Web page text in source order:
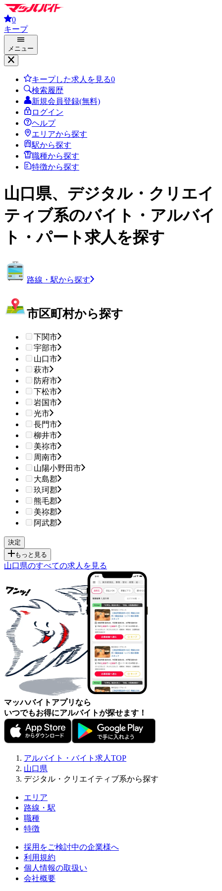
0
キープ
メニュー
キープした求人を見る0
検索履歴
新規会員登録(無料)
ログイン
ヘルプ
エリアから探す
駅から探す
職種から探す
特徴から探す
山口県、デジタル・クリエイ
ティブ系のバイト・アルバイ
ト・パート求人を探す
路線・駅から探す
市区町村から探す
下関市
宇部市
山口市
萩市
防府市
下松市
岩国市
光市
長門市
柳井市
美祢市
周南市
山陽小野田市
大島郡
玖珂郡
熊毛郡
美祢郡
阿武郡
もっと見る
山口県のすべての求人を見る
マッハバイトアプリなら
いつでもお得にアルバイトが探せます！
アルバイト・バイト求人TOP
山口県
デジタル・クリエイティブ系から探す
エリア
路線・駅
職種
特徴
採用をご検討中の企業様へ
利用規約
個人情報の取扱い
会社概要